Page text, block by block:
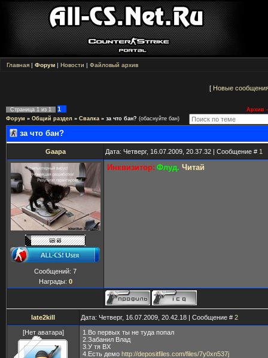
Главная | Форум | Новости | Файловый архив
[ Новые
Страница 1 из 1 1
Архив -
Форум » Общий раздел » Свалка » за что бан? (обаснуйте бан)
за что бан?
Gaapa Дата: Четверг, 16.07.2009, 20.37.32 | Сообщение # 1
Сообщений: 7
Награды: 0
Инквизитор: Флуд. Читай
late2kill Дата: Четверг, 16.07.2009, 20.42.18 | Сообщение # 2
[Нет аватара]
1.Во первых ты не туда попал
2.Забанил Влад
3.У тя ВХ
4.Есть демо http://depositfiles.com/files/7y0xn537j